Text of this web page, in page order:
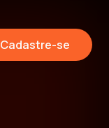
Cadastre-se